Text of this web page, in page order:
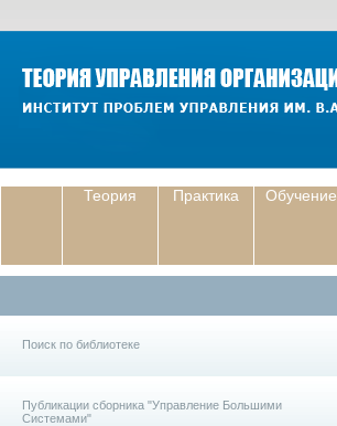
Теория Практика Обучение
Поиск по библиотеке
Публикации сборника "Управление Большими
Системами"